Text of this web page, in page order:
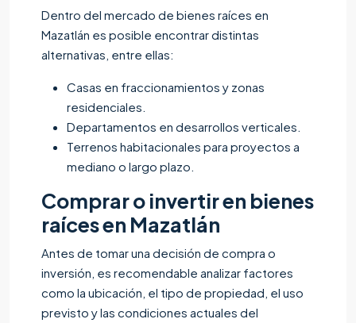
Dentro del mercado de bienes raíces en
Mazatlán es posible encontrar distintas
alternativas, entre ellas:
Casas en fraccionamientos y zonas
residenciales.
Departamentos en desarrollos verticales.
Terrenos habitacionales para proyectos a
mediano o largo plazo.
Comprar o invertir en bienes
raíces en Mazatlán
Antes de tomar una decisión de compra o
inversión, es recomendable analizar factores
como la ubicación, el tipo de propiedad, el uso
previsto y las condiciones actuales del